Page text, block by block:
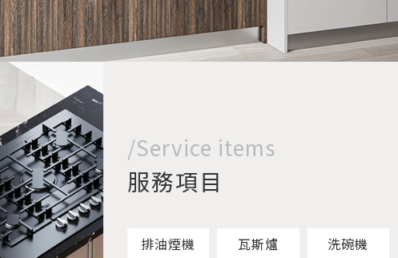
/Service items
服務項目
排油煙機 瓦斯爐
洗碗機